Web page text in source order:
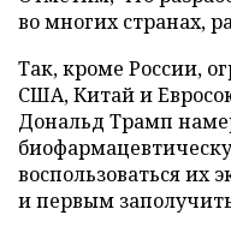
во многих странах,
Так, кроме России,
США, Китай и
Дональд Трамп
воспользоваться их
и первым